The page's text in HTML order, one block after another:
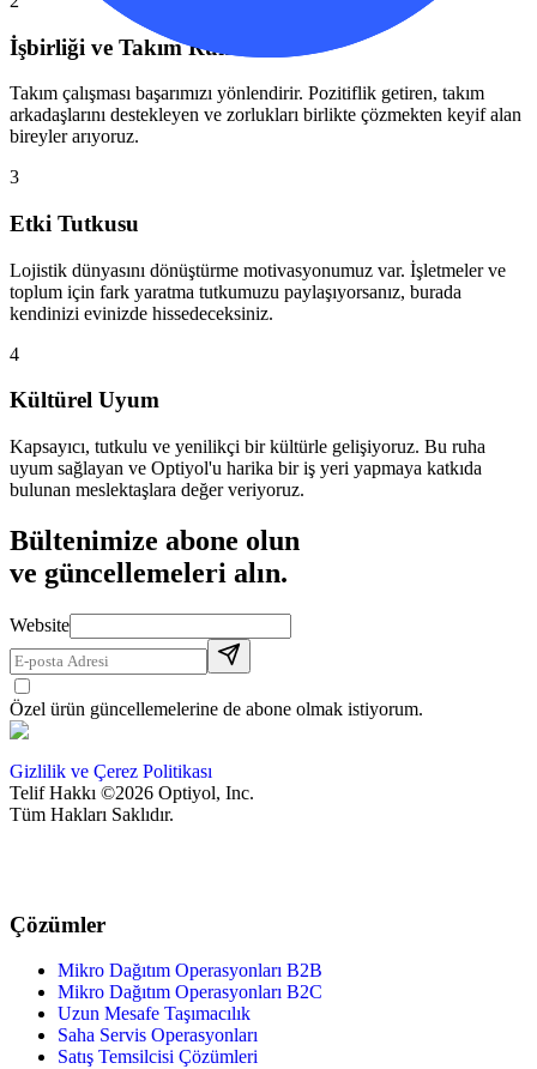
İşbirliği ve Takım Ruhu
Takım çalışması başarımızı yönlendirir. Pozitiflik getiren, takım
arkadaşlarını destekleyen ve zorlukları birlikte çözmekten keyif alan
bireyler arıyoruz.
3
Etki Tutkusu
Lojistik dünyasını dönüştürme motivasyonumuz var. İşletmeler ve
toplum için fark yaratma tutkumuzu paylaşıyorsanız, burada
kendinizi evinizde hissedeceksiniz.
4
Kültürel Uyum
Kapsayıcı, tutkulu ve yenilikçi bir kültürle gelişiyoruz. Bu ruha
uyum sağlayan ve Optiyol'u harika bir iş yeri yapmaya katkıda
bulunan meslektaşlara değer veriyoruz.
Bültenimize abone olun
ve güncellemeleri alın.
Website
Özel ürün güncellemelerine de abone olmak istiyorum.
Gizlilik ve Çerez Politikası
Telif Hakkı ©2026 Optiyol, Inc.
Tüm Hakları Saklıdır.
Çözümler
Mikro Dağıtım Operasyonları B2B
Mikro Dağıtım Operasyonları B2C
Uzun Mesafe Taşımacılık
Saha Servis Operasyonları
Satış Temsilcisi Çözümleri